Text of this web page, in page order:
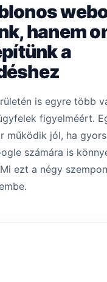
hanem
a
is egyre több
figyelméért.
működik jól, ha
számára is
ezt a négy